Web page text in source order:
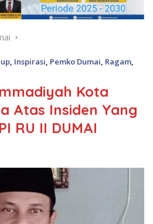
Inspirasi Pemko Dumai Ragam
Kota
Atas Insiden Yang
RU II DUMAI